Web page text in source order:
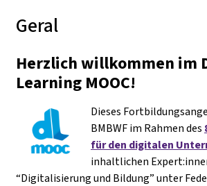
Geral
Herzlich willkommen im
Learning MOOC!
Dieses
BMBWF im Rahmen des
für den digitalen
inhaltlichen
“Digitalisierung und Bildung” unter